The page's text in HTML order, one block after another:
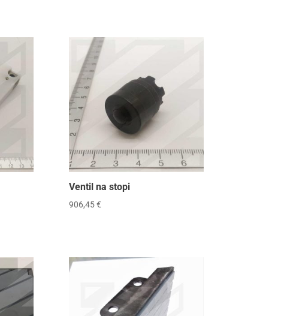
Ventil na stopi
906,45€